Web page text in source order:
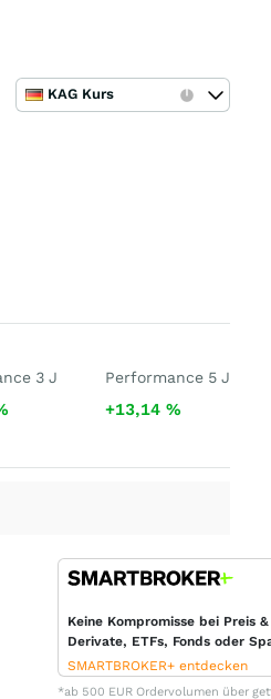
KAG Kurs
3 J Performance 5 J
+13,14 %
Keine Kompromisse bei Preis
Derivate, ETFs, Fonds oder
SMARTBROKER+ entdecken
*ab 500 EUR Ordervolumen über